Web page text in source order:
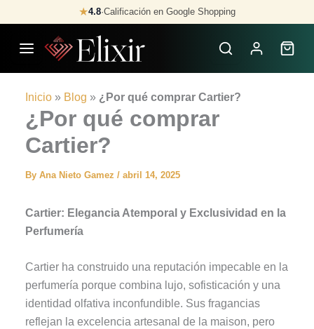
to
content
★4.8·Calificación en Google Shopping
Inicio » Blog » ¿Por qué comprar Cartier?
¿Por qué comprar
Cartier?
By Ana Nieto Gamez / abril 14, 2025
Cartier: Elegancia Atemporal y Exclusividad en la
Perfumería
Cartier ha construido una reputación impecable en la
perfumería porque combina lujo, sofisticación y una
identidad olfativa inconfundible. Sus fragancias
reflejan la excelencia artesanal de la maison, pero